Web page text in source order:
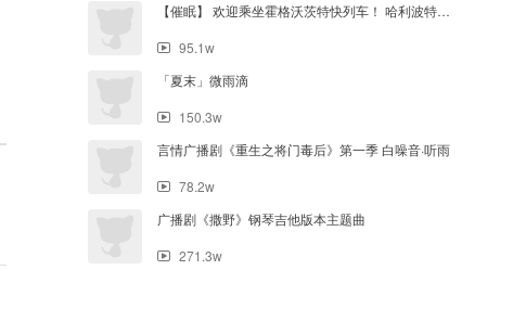
【催眠】 欢迎乘坐霍格沃茨特快列车！ 哈利波特主题白噪音作业用 - 1.HogwartsExpress催眠HarryPotterAmbience
95.1w
「夏末」微雨滴
150.3w
言情广播剧《重生之将门毒后》第一季 白噪音·听雨
78.2w
广播剧《撒野》钢琴吉他版本主题曲
271.3w